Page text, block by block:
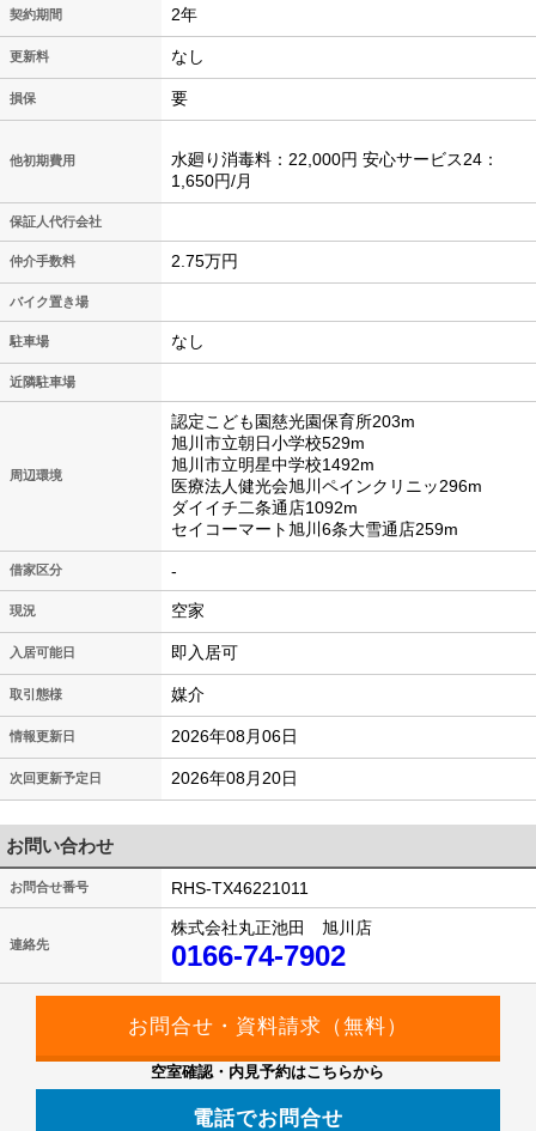
契約期間 2年
更新料 なし
損保 要
他初期費用
水廻り消毒料：22,000円 安心サービス24：
1,650円/月
保証人代行会社
仲介手数料 2.75万円
バイク置き場
駐車場 なし
近隣駐車場
周辺環境
認定こども園慈光園保育所203m
旭川市立朝日小学校529m
旭川市立明星中学校1492m
医療法人健光会旭川ペインクリニッ296m
ダイイチ二条通店1092m
セイコーマート旭川6条大雪通店259m
借家区分 -
現況 空家
入居可能日 即入居可
取引態様 媒介
情報更新日 2026年08月06日
次回更新予定日 2026年08月20日
お問い合わせ
お問合せ番号 RHS-TX46221011
連絡先
株式会社丸正池田 旭川店
0166-74-7902
空室確認・内見予約はこちらから
電話でお問合せ